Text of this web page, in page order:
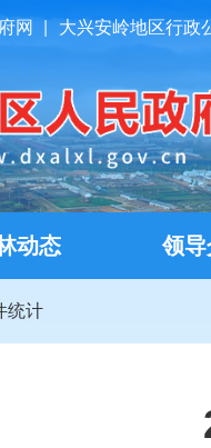
网 大兴安岭地区行政
动态 领导
统计